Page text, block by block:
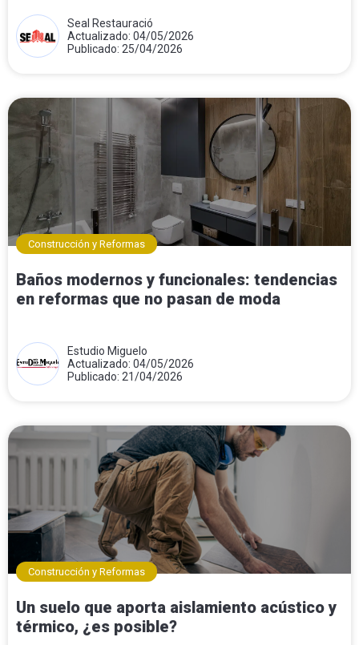
Seal Restauració
Actualizado: 04/05/2026
Publicado: 25/04/2026
Construcción y Reformas
Baños modernos y funcionales: tendencias
en reformas que no pasan de moda
Estudio Miguelo
Actualizado: 04/05/2026
Publicado: 21/04/2026
Construcción y Reformas
Un suelo que aporta aislamiento acústico y
térmico, ¿es posible?